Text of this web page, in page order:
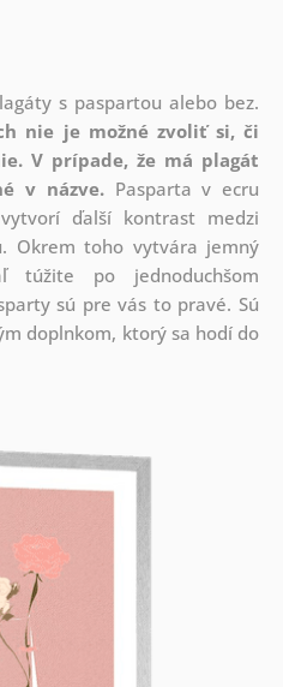
s paspartou alebo bez.
nie je možné zvoliť si, či
V prípade, že má plagát
v názve.Pasparta v ecru
ďalší kontrast medzi
Okrem toho vytvára jemný
túžite po jednoduchšom
sú pre vás to pravé. Sú
doplnkom, ktorý sa hodí do